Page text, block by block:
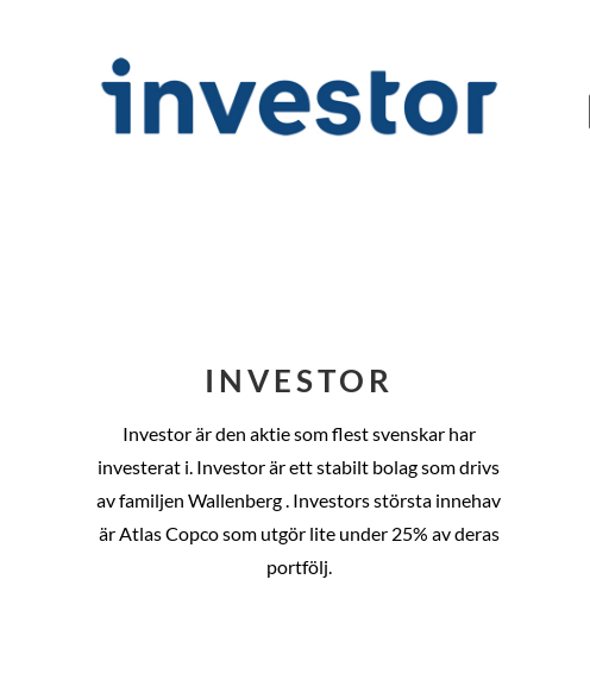
INVESTOR
Investor är den aktie som flest svenskar har
investerat i. Investor är ett stabilt bolag som drivs
av familjen Wallenberg . Investors största innehav
är Atlas Copco som utgör lite under 25% av deras
portfölj.